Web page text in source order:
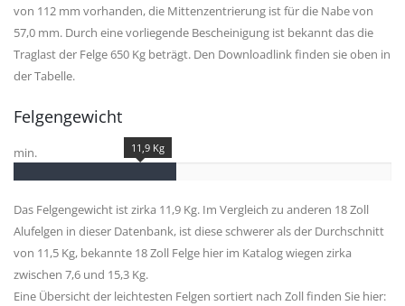
von 112 mm vorhanden, die Mittenzentrierung ist für die Nabe von
57,0 mm. Durch eine vorliegende Bescheinigung ist bekannt das die
Traglast der Felge 650 Kg beträgt. Den Downloadlink finden sie oben in
der Tabelle.
Felgengewicht
min. 11,9 Kg
Das Felgengewicht ist zirka 11,9 Kg. Im Vergleich zu anderen 18 Zoll
Alufelgen in dieser Datenbank, ist diese schwerer als der Durchschnitt
von 11,5 Kg, bekannte 18 Zoll Felge hier im Katalog wiegen zirka
zwischen 7,6 und 15,3 Kg.
Eine Übersicht der leichtesten Felgen sortiert nach Zoll finden Sie hier: